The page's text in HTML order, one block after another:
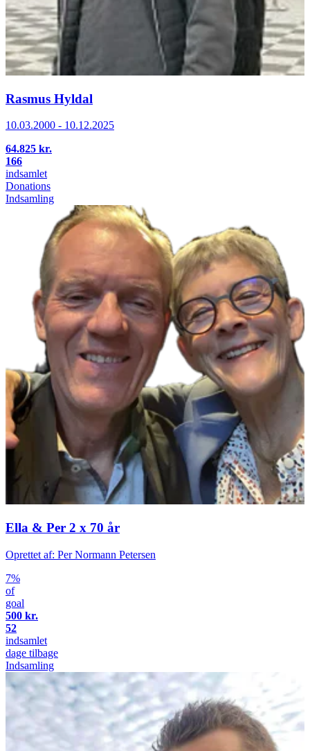
Rasmus Hyldal
10.03.2000 - 10.12.2025
64.825 kr.
166
indsamlet
Donations
Indsamling
Ella & Per 2 x 70 år
Oprettet af: Per Normann Petersen
7%
of
goal
500 kr.
52
indsamlet
dage tilbage
Indsamling